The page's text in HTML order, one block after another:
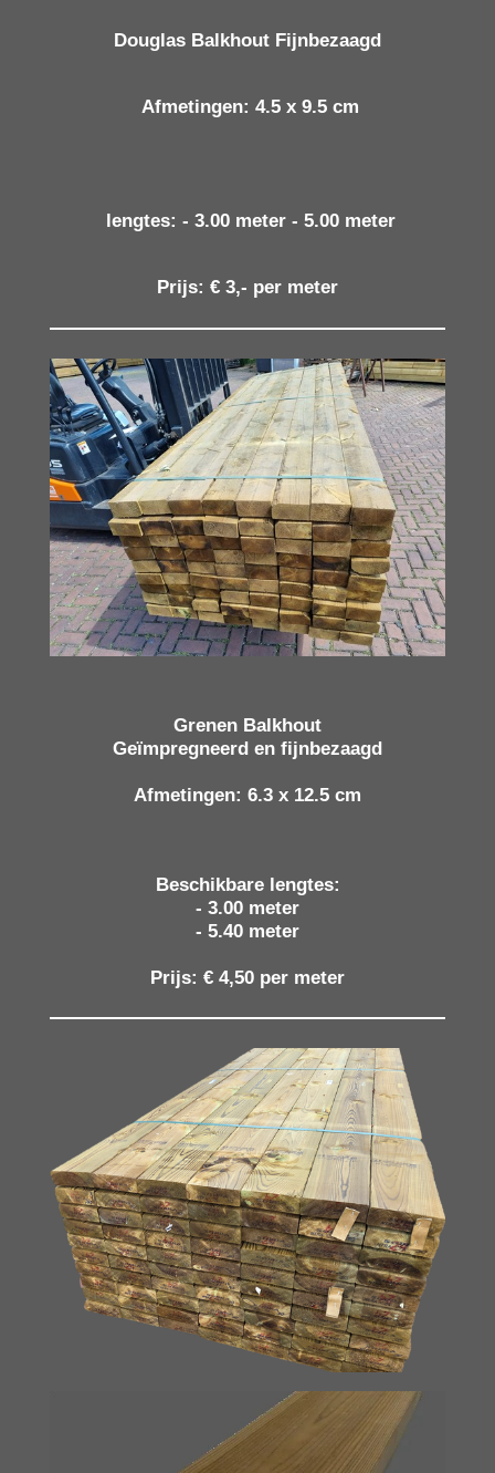
Douglas Balkhout Fijnbezaagd
Afmetingen: 4.5 x 9.5 cm
lengtes: - 3.00 meter - 5.00 meter
Prijs: € 3,- per meter
Grenen Balkhout
Geïmpregneerd en fijnbezaagd
Afmetingen: 6.3 x 12.5 cm
Beschikbare lengtes:
- 3.00 meter
- 5.40 meter
Prijs: € 4,50 per meter